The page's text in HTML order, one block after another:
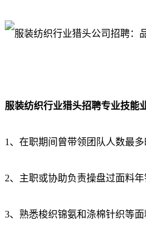
服装纺织行业猎头招聘专业技能
1、在职期间曾带领团队人数最多
2、主职或协助负责操盘过面料
3、熟悉梭织锦氨和涤棉针织等